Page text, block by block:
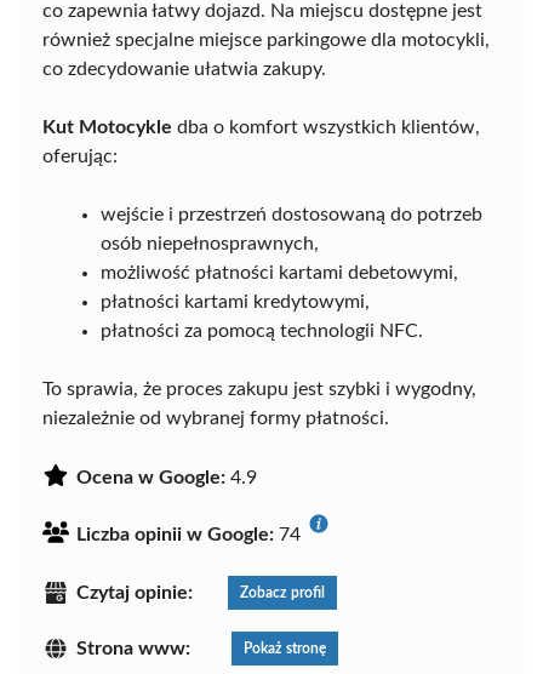
co zapewnia łatwy dojazd. Na miejscu dostępne jest
również specjalne miejsce parkingowe dla motocykli,
co zdecydowanie ułatwia zakupy.
Kut Motocykle dba o komfort wszystkich klientów,
oferując:
wejście i przestrzeń dostosowaną do potrzeb
osób niepełnosprawnych,
możliwość płatności kartami debetowymi,
płatności kartami kredytowymi,
płatności za pomocą technologii NFC.
To sprawia, że proces zakupu jest szybki i wygodny,
niezależnie od wybranej formy płatności.
Ocena w Google: 4.9
Liczba opinii w Google: 74
Czytaj opinie: Zobacz profil
Strona www: Pokaż stronę